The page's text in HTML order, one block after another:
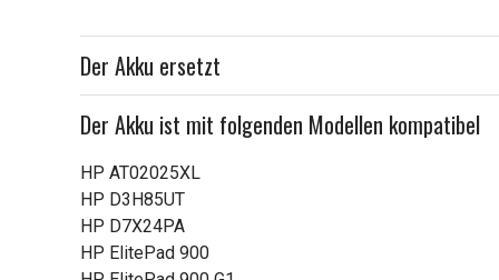
Der Akku ersetzt
Der Akku ist mit folgenden Modellen kompatibel
HP AT02025XL
HP D3H85UT
HP D7X24PA
HP ElitePad 900